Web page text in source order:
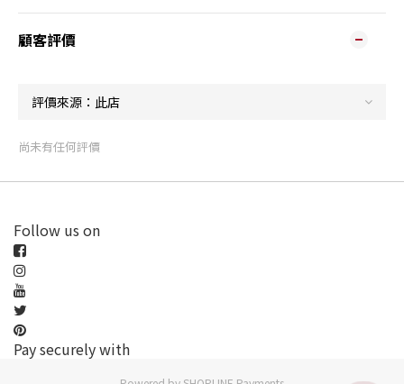
顧客評價
尚未有任何評價
Follow us on
Pay securely with